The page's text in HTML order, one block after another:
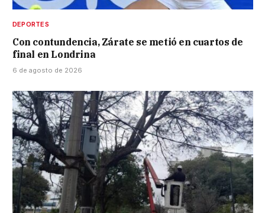
DEPORTES
Con contundencia, Zárate se metió en cuartos de
final en Londrina
6 de agosto de 2026